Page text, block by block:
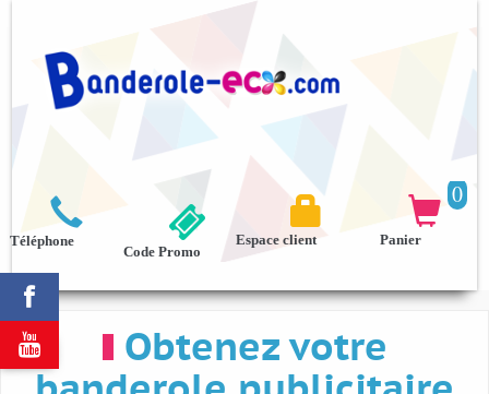



Téléphone
0

Panier

Espace client
Code Promo
Obtenez votre